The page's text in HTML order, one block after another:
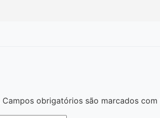
Campos obrigatórios são marcados com